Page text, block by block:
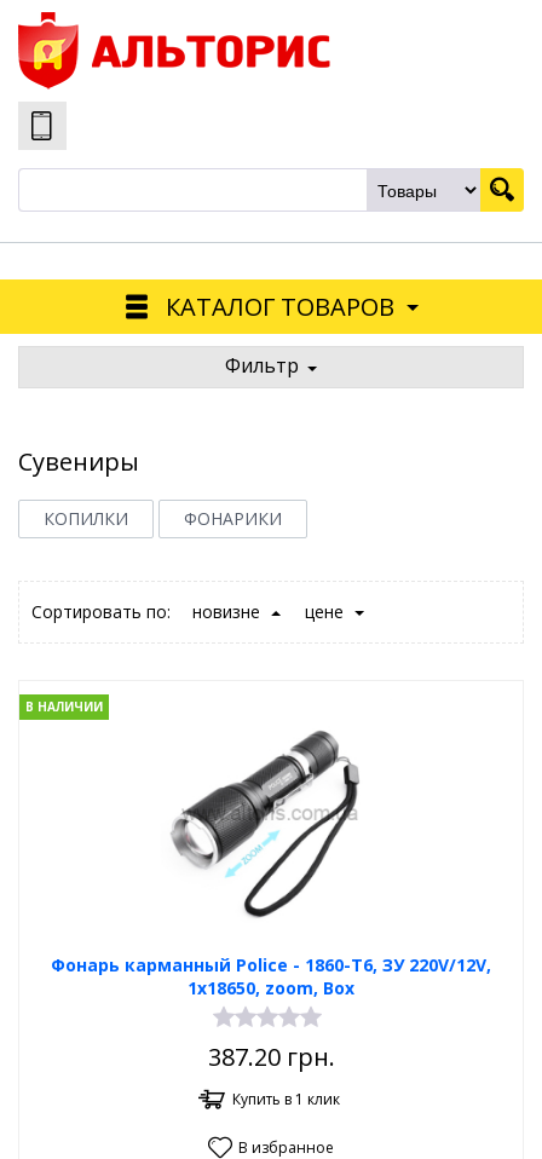
КАТАЛОГ ТОВАРОВ
Фильтр
Сувениры
КОПИЛКИ ФОНАРИКИ
Сортировать по: новизне цене
Фонарь карманный Poliсe - 1860-T6, ЗУ 220V/12V,
1x18650, zoom, Box
В НАЛИЧИИ
387.20грн.
Купить в 1 клик
В избранное